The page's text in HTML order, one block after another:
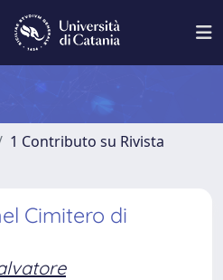
1 Contributo su Rivista
Cimitero di